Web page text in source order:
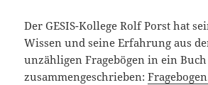
Der GESIS-Kollege Rolf Porst hat
Wissen und seine Erfahrung aus
unzähligen Fragebögen in ein Buch
zusammengeschrieben: